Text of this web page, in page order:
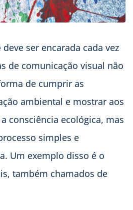
deve ser encarada cada vez
de comunicação visual não
de cumprir as
ambiental e mostrar aos
consciência ecológica, mas
simples e
Um exemplo disso é o
também chamados de